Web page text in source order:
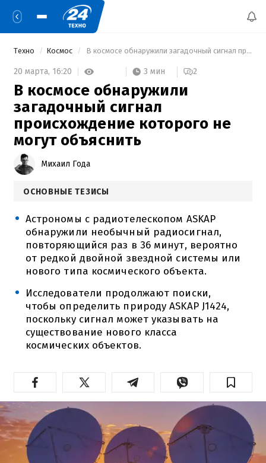
Техно Космос В космосе обнаружили загадочный сигнал происхождение которого не могут объяснить
20 марта, 16:20 3 мин 2
В космосе обнаружили
загадочный сигнал
происхождение которого не
могут объяснить
Михаил Года
ОСНОВНЫЕ ТЕЗИСЫ
Астрономы с радиотелескопом ASKAP
обнаружили необычный радиосигнал,
повторяющийся раз в 36 минут, вероятно
от редкой двойной звездной системы или
нового типа космического объекта.
Исследователи продолжают поиски,
чтобы определить природу ASKAP J1424,
поскольку сигнал может указывать на
существование нового класса
космических объектов.